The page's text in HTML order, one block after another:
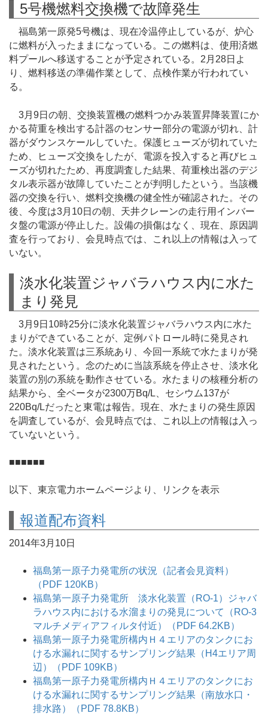
5号機燃料交換機で故障発生
福島第一原発5号機は、現在冷温停止しているが、炉心
に燃料が入ったままになっている。この燃料は、使用済燃
料プールへ移送することが予定されている。2月28日よ
り、燃料移送の準備作業として、点検作業が行われてい
る。
3月9日の朝、交換装置機の燃料つかみ装置昇降装置にか
かる荷重を検出する計器のセンサー部分の電源が切れ、計
器がダウンスケールしていた。保護ヒューズが切れていた
ため、ヒューズ交換をしたが、電源を投入すると再びヒュ
ーズが切れたため、再度調査した結果、荷重検出器のデジ
タル表示器が故障していたことが判明したという。当該機
器の交換を行い、燃料交換機の健全性が確認された。その
後、今度は3月10日の朝、天井クレーンの走行用インバー
タ盤の電源が停止した。設備の損傷はなく、現在、原因調
査を行っており、会見時点では、これ以上の情報は入って
いない。
淡水化装置ジャバラハウス内に水た
まり発見
3月9日10時25分に淡水化装置ジャバラハウス内に水た
まりができていることが、定例パトロール時に発見され
た。淡水化装置は三系統あり、今回一系統で水たまりが発
見されたという。念のために当該系統を停止させ、淡水化
装置の別の系統を動作させている。水たまりの核種分析の
結果から、全ベータが2300万Bq/L、セシウム137が
220Bq/Lだったと東電は報告。現在、水たまりの発生原因
を調査しているが、会見時点では、これ以上の情報は入っ
ていないという。
■■■■■■
以下、東京電力ホームページより、リンクを表示
報道配布資料
2014年3月10日
福島第一原子力発電所の状況（記者会見資料）
（PDF 120KB）
福島第一原子力発電所 淡水化装置（RO-1）ジャバ
ラハウス内における水溜まりの発見について（RO-3
マルチメディアフィルタ付近）（PDF 64.2KB）
福島第一原子力発電所構内Ｈ４エリアのタンクにお
ける水漏れに関するサンプリング結果（H4エリア周
辺）（PDF 109KB）
福島第一原子力発電所構内Ｈ４エリアのタンクにお
ける水漏れに関するサンプリング結果（南放水口・
排水路）（PDF 78.8KB）